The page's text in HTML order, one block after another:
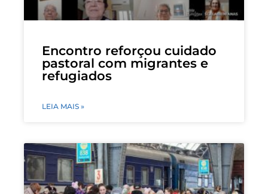
Encontro reforçou cuidado
pastoral com migrantes e
refugiados
LEIA MAIS »